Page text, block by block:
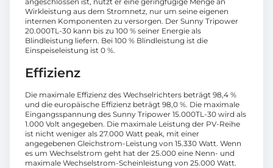
Wirkleistung aus dem Stromnetz, nur um seine eigenen
internen Komponenten zu versorgen. Der Sunny Tripower
20.000TL-30 kann bis zu 100 % seiner Energie als
Blindleistung liefern. Bei 100 % Blindleistung ist die
Einspeiseleistung ist 0 %.
Effizienz
Die maximale Effizienz des Wechselrichters beträgt 98,4 %
und die europäische Effizienz beträgt 98,0 %. Die maximale
Eingangsspannung des Sunny Tripower 15.000TL-30 wird als
1.000 Volt angegeben. Die maximale Leistung der PV-Reihe
ist nicht weniger als 27.000 Watt peak, mit einer
angegebenen Gleichstrom-Leistung von 15.330 Watt. Wenn
es um Wechselstrom geht hat der 25.000 eine Nenn- und
maximale Wechselstrom-Scheinleistung von 25.000 Watt.